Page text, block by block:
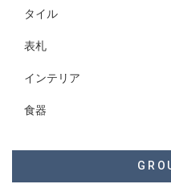
タイル
表札
インテリア
食器